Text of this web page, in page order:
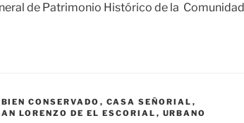
de Patrimonio Histórico de la Comunidad
BIEN CONSERVADO , CASA SEÑORIAL ,
LORENZO DE EL ESCORIAL , URBANO